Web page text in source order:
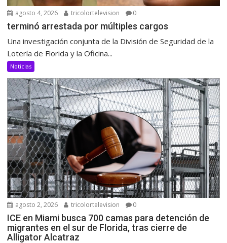
agosto 4, 2026 tricolortelevision 0
terminó arrestada por múltiples cargos
Una investigación conjunta de la División de Seguridad de la
Lotería de Florida y la Oficina...
Noticias
agosto 2, 2026 tricolortelevision 0
ICE en Miami busca 700 camas para detención de
migrantes en el sur de Florida, tras cierre de
Alligator Alcatraz